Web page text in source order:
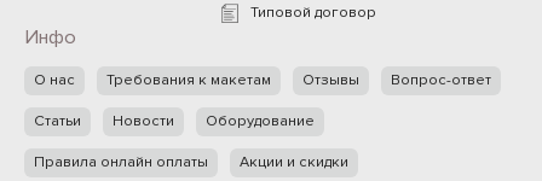
Типовой договор
Инфо
О нас Требования к макетам Отзывы Вопрос-ответ
Статьи Новости Оборудование
Правила онлайн оплаты Акции и скидки